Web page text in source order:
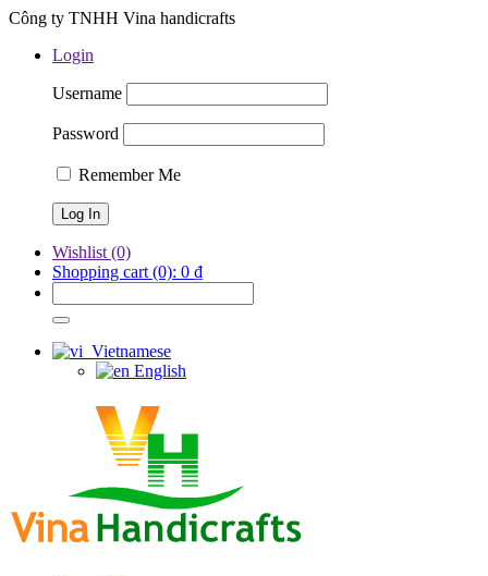
Công ty TNHH Vina handicrafts
Login
Username
Password
Remember Me
Wishlist (0)
Shopping cart (0): 0 ₫
Vietnamese
English